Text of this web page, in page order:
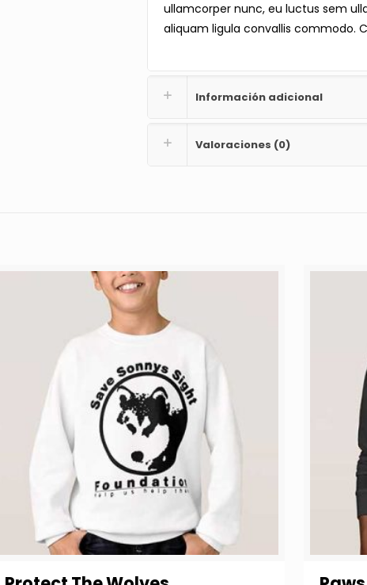
ullamcorper nunc, eu luctus sem
aliquam ligula convallis commodo.
Información adicional
Valoraciones (0)